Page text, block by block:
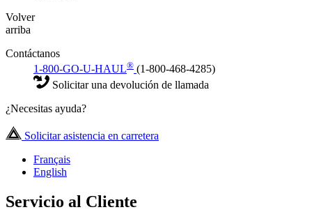
Volver
arriba
Contáctanos
1-800-GO-U-HAUL® (1-800-468-4285)
Solicitar una devolución de llamada
¿Necesitas ayuda?
Solicitar asistencia en carretera
Français
English
Servicio al Cliente